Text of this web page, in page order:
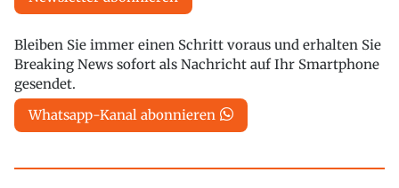
Bleiben Sie immer einen Schritt voraus und erhalten Sie
Breaking News sofort als Nachricht auf Ihr Smartphone
gesendet.
Whatsapp-Kanal abonnieren